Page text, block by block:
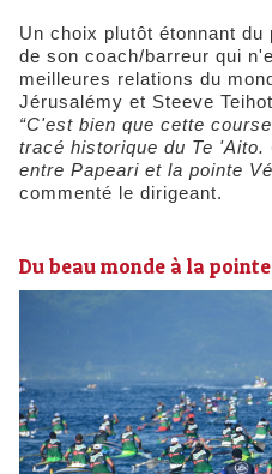
Un choix plutôt étonnant
de son coach/barreur qui
meilleures relations du
Jérusalémy et Steeve
“C'est bien que cette
tracé historique du Te 'Aito.
entre Papeari et la pointe
commenté le dirigeant.
Du beau monde à la